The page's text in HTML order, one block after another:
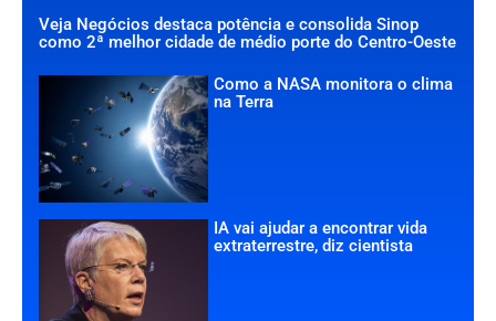
Veja Negócios destaca potência e consolida Sinop
como 2ª melhor cidade de médio porte do Centro-Oeste
Como a NASA monitora o clima
na Terra
IA vai ajudar a encontrar vida
extraterrestre, diz cientista